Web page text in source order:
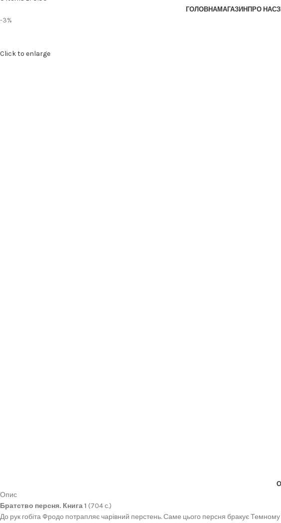
ГОЛОВНАМАГАЗИН ПРО НАС
-3%
Click to enlarge
Опис
Братство персня. Книга 1 (704 с.)
До рук гобіта Фродо потрапляє чарівний перстень. Саме цього персня бракує